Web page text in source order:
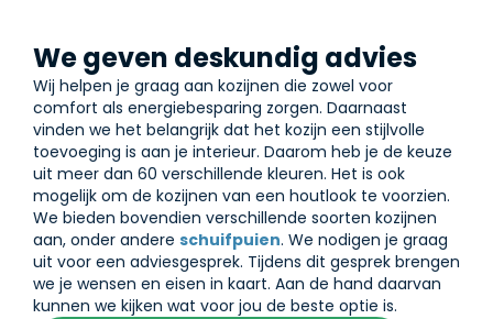
We geven deskundig advies
Wij helpen je graag aan kozijnen die zowel voor
comfort als energiebesparing zorgen. Daarnaast
vinden we het belangrijk dat het kozijn een stijlvolle
toevoeging is aan je interieur. Daarom heb je de keuze
uit meer dan 60 verschillende kleuren. Het is ook
mogelijk om de kozijnen van een houtlook te voorzien.
We bieden bovendien verschillende soorten kozijnen
aan, onder andere schuifpuien. We nodigen je graag
uit voor een adviesgesprek. Tijdens dit gesprek brengen
we je wensen en eisen in kaart. Aan de hand daarvan
kunnen we kijken wat voor jou de beste optie is.